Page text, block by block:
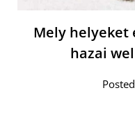
Mely helyeket
hazai